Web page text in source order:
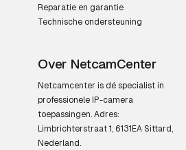
Reparatie en garantie
Technische ondersteuning
Over NetcamCenter
Netcamcenter is dé specialist in
professionele IP-camera
toepassingen. Adres:
Limbrichterstraat 1, 6131EA Sittard,
Nederland.